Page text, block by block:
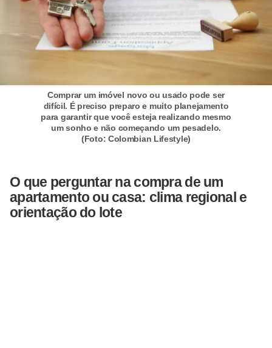
Comprar um imóvel novo ou usado pode ser
difícil. É preciso preparo e muito planejamento
para garantir que você esteja realizando mesmo
um sonho e não começando um pesadelo.
(Foto: Colombian Lifestyle)
O que perguntar na compra de um
apartamento ou casa: clima regional e
orientação do lote